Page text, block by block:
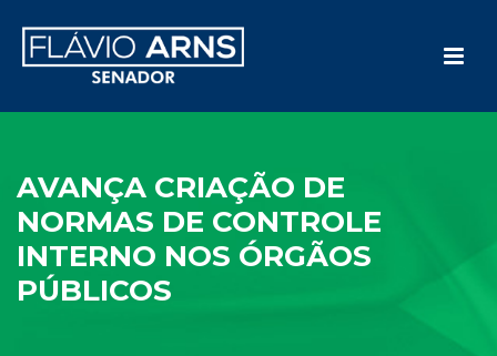
AVANÇA CRIAÇÃO DE
NORMAS DE CONTROLE
INTERNO NOS ÓRGÃOS
PÚBLICOS